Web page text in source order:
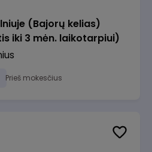
(Bajorų kelias)
iki 3 mėn. laikotarpiui)
Prieš mokesčius